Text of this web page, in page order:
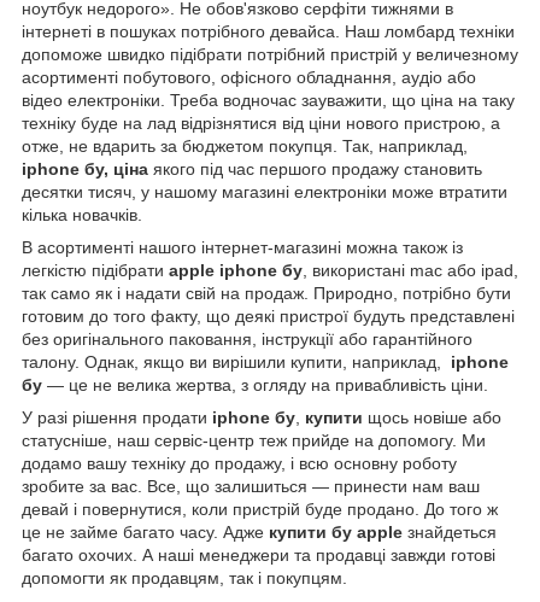
ноутбук недорого». Не обов'язково серфіти тижнями в
інтернеті в пошуках потрібного девайса. Наш ломбард техніки
допоможе швидко підібрати потрібний пристрій у величезному
асортименті побутового, офісного обладнання, аудіо або
відео електроніки. Треба водночас зауважити, що ціна на таку
техніку буде на лад відрізнятися від ціни нового пристрою, а
отже, не вдарить за бюджетом покупця. Так, наприклад,
iphone бу, ціна якого під час першого продажу становить
десятки тисяч, у нашому магазині електроніки може втратити
кілька новачків.
В асортименті нашого інтернет-магазині можна також із
легкістю підібрати apple iphone бу , використані mac або ipad,
так само як і надати свій на продаж. Природно, потрібно бути
готовим до того факту, що деякі пристрої будуть представлені
без оригінального паковання, інструкції або гарантійного
талону. Однак, якщо ви вирішили купити, наприклад,
iphone
бу — це не велика жертва, з огляду на привабливість ціни.
У разі рішення продати iphone бу купити щось новіше або
статусніше, наш сервіс-центр теж прийде на допомогу. Ми
додамо вашу техніку до продажу, і всю основну роботу
зробите за вас. Все, що залишиться — принести нам ваш
девай і повернутися, коли пристрій буде продано. До того ж
це не займе багато часу. Адже купити бу apple знайдеться
багато охочих. А наші менеджери та продавці завжди готові
допомогти як продавцям, так і покупцям.